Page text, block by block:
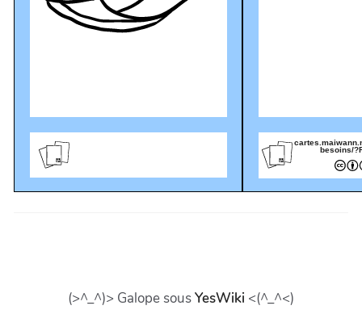
besoins/
(>^_^)> Galope sousYesWiki <(^_^<)